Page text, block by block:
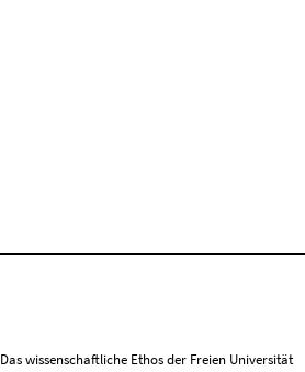
Das wissenschaftliche Ethos der Freien Universität